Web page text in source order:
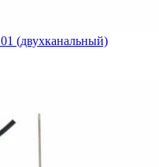
(двухканальный)